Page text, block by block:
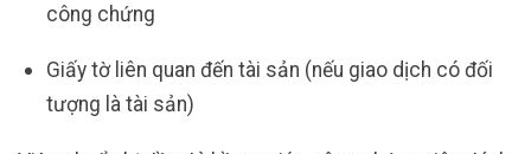
công chứng
Giấy tờ liên quan đến tài sản (nếu giao dịch có đối
tượng là tài sản)